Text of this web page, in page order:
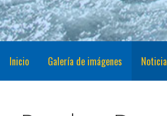
Club Natación
Inicio Galería de imágenes